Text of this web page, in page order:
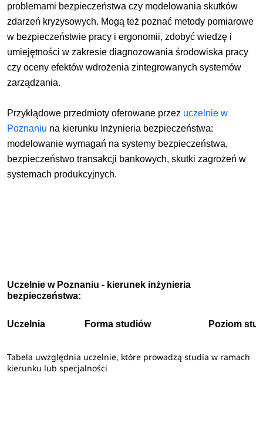
problemami bezpieczeństwa czy modelowania skutków
zdarzeń kryzysowych. Mogą też poznać metody pomiarowe
w bezpieczeństwie pracy i ergonomii, zdobyć wiedzę i
umiejętności w zakresie diagnozowania środowiska pracy
czy oceny efektów wdrożenia zintegrowanych systemów
zarządzania.
Przykłądowe przedmioty oferowane przez uczelnie w
Poznaniu na kierunku Inżynieria bezpieczeństwa:
modelowanie wymagań na systemy bezpieczeństwa,
bezpieczeństwo transakcji bankowych, skutki zagrożeń w
systemach produkcyjnych.
Uczelnie w Poznaniu - kierunek inżynieria
bezpieczeństwa:
Uczelnia Forma studiów Poziom
Tabela uwzględnia uczelnie, które prowadzą studia w ramach
kierunku lub specjalności